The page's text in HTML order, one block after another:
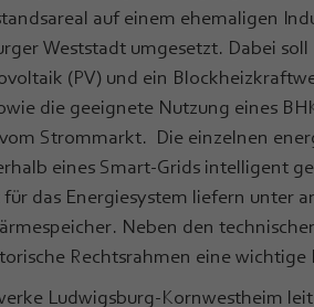
auf einem ehemaligen
Weststadt umgesetzt. Dabei
(PV) und ein
die geeignete Nutzung eines
Strommarkt. Die einzelnen
eines Smart-Grids intelligent
das Energiesystem liefern unter
Neben den
Rechtsrahmen eine wichtige
Ludwigsburg-Kornwestheim